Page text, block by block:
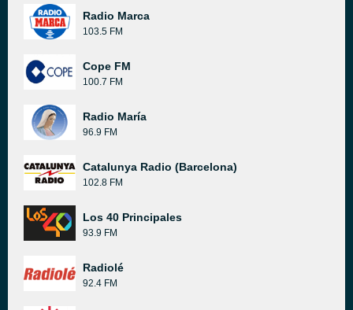
Radio Marca
103.5 FM
Cope FM
100.7 FM
Radio María
96.9 FM
Catalunya Radio (Barcelona)
102.8 FM
Los 40 Principales
93.9 FM
Radiolé
92.4 FM